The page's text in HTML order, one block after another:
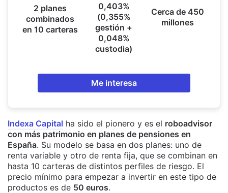
2 planes
combinados
en 10 carteras
0,403%
(0,355%
gestión +
0,048%
custodia)
Cerca de 450
millones
Me interesa
Indexa Capital ha sido el pionero y es el roboadvisor
con más patrimonio en planes de pensiones en
España. Su modelo se basa en dos planes: uno de
renta variable y otro de renta fija, que se combinan en
hasta 10 carteras de distintos perfiles de riesgo. El
precio mínimo para empezar a invertir en este tipo de
productos es de 50 euros.